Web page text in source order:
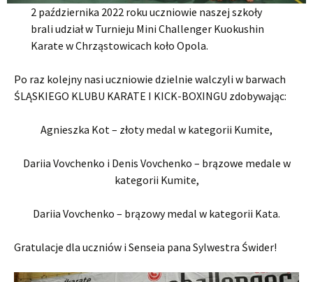
2 października 2022 roku uczniowie naszej szkoły
brali udział w Turnieju Mini Challenger Kuokushin
Karate w Chrząstowicach koło Opola.
Po raz kolejny nasi uczniowie dzielnie walczyli w barwach
ŚLĄSKIEGO KLUBU KARATE I KICK-BOXINGU zdobywając:
Agnieszka Kot – złoty medal w kategorii Kumite,
Dariia Vovchenko i Denis Vovchenko – brązowe medale w
kategorii Kumite,
Dariia Vovchenko – brązowy medal w kategorii Kata.
Gratulacje dla uczniów i Senseia pana Sylwestra Świder!